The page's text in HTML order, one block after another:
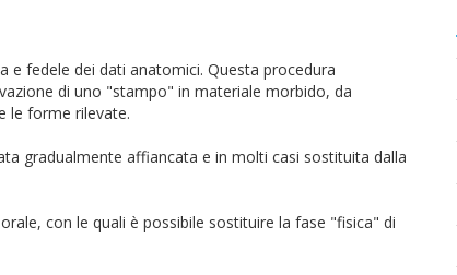
e fedele dei dati anatomici. Questa procedura
di uno "stampo" in materiale morbido, da
le forme rilevate.
gradualmente affiancata e in molti casi sostituita dalla
con le quali è possibile sostituire la fase "fisica" di